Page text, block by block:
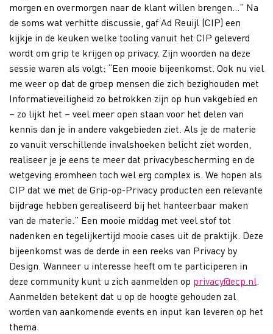
morgen en overmorgen naar de klant willen brengen…” Na
de soms wat verhitte discussie, gaf Ad Reuijl (CIP) een
kijkje in de keuken welke tooling vanuit het CIP geleverd
wordt om grip te krijgen op privacy. Zijn woorden na deze
sessie waren als volgt: “Een mooie bijeenkomst. Ook nu viel
me weer op dat de groep mensen die zich bezighouden met
Informatieveiligheid zo betrokken zijn op hun vakgebied en
– zo lijkt het – veel meer open staan voor het delen van
kennis dan je in andere vakgebieden ziet. Als je de materie
zo vanuit verschillende invalshoeken belicht ziet worden,
realiseer je je eens te meer dat privacybescherming en de
wetgeving eromheen toch wel erg complex is. We hopen als
CIP dat we met de Grip-op-Privacy producten een relevante
bijdrage hebben gerealiseerd bij het hanteerbaar maken
van de materie.” Een mooie middag met veel stof tot
nadenken en tegelijkertijd mooie cases uit de praktijk. Deze
bijeenkomst was de derde in een reeks van Privacy by
Design. Wanneer u interesse heeft om te participeren in
deze community kunt u zich aanmelden op privacy@ecp.nl
Aanmelden betekent dat u op de hoogte gehouden zal
worden van aankomende events en input kan leveren op het
thema.